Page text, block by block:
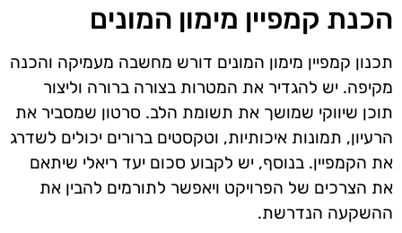
הכנת קמפיין מימון המונים
תכנון קמפיין מימון המונים דורש מחשבה מעמיקה והכנה
מקיפה. יש להגדיר את המטרות בצורה ברורה וליצור
תוכן שיווקי שמושך את תשומת הלב. סרטון שמסביר את
הרעיון, תמונות איכותיות, וטקסטים ברורים יכולים לשדרג
את הקמפיין. בנוסף, יש לקבוע סכום יעד ריאלי שיתאם
את הצרכים של הפרויקט ויאפשר לתורמים להבין את
ההשקעה הנדרשת.